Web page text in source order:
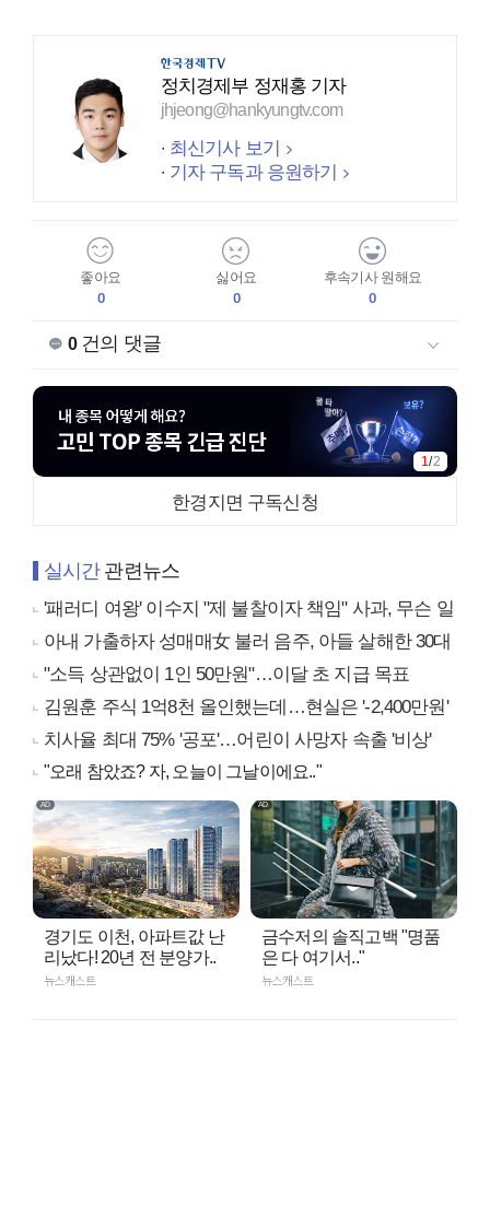
정치경제부 정재홍 기자
jhjeong@hankyungtv.com
최신기사 보기
기자 구독과 응원하기
좋아요
0
싫어요
0
후속기사 원해요
0
0건의 댓글
1/2
한경지면 구독신청
실시간관련뉴스
'패러디 여왕' 이수지 "제 불찰이자 책임" 사과, 무슨 일
아내 가출하자 성매매女 불러 음주, 아들 살해한 30대
"소득 상관없이 1인 50만원"…이달 초 지급 목표
김원훈 주식 1억8천 올인했는데…현실은 '-2,400만원'
치사율 최대 75% '공포'…어린이 사망자 속출 '비상'
"오래 참았죠? 자, 오늘이 그날이에요.."
경기도 이천, 아파트값 난
리났다! 20년 전 분양가..
뉴스캐스트
금수저의 솔직고백 "명품
은 다 여기서.."
뉴스캐스트